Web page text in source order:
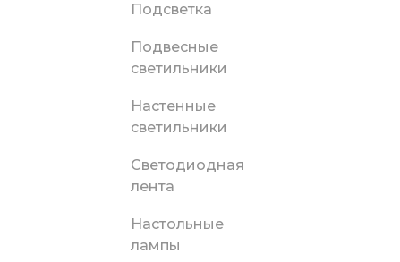
Подсветка
Подвесные
светильники
Настенные
светильники
Светодиодная
лента
Настольные
лампы